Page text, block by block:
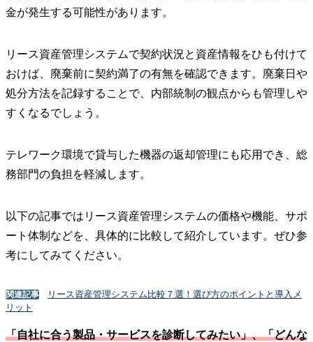
金が発生する可能性があります。
リース資産管理システムで契約状況と資産情報をひも付けて
おけば、廃棄前に契約満了の有無を確認できます。廃棄日や
処分方法を記録することで、内部統制の観点からも管理しや
すくなるでしょう。
テレワーク環境で貸与した機器の返却管理にも応用でき、総
務部門の負担を軽減します。
以下の記事ではリース資産管理システムの価格や機能、サポ
ート体制などを、具体的に比較して紹介しています。ぜひ参
考にしてみてください。
関連記事
リース資産管理システム比較７選！選び方のポイントと導入メ
リット
「自社に合う製品・サービスを診断してみたい」、「どんな